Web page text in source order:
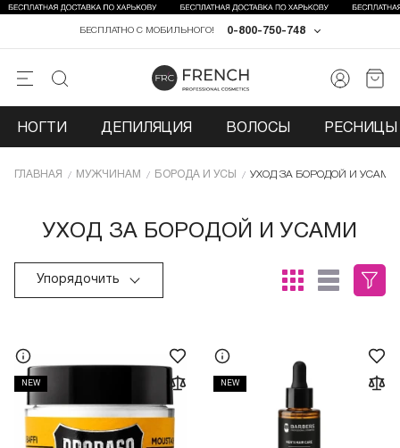
0-800-750-748
БЕСПЛАТНО С МОБИЛЬНОГО!
НОГТИ ДЕПИЛЯЦИЯ ВОЛОСЫ РЕСНИЦЫ
ГЛАВНАЯ МУЖЧИНАМ БОРОДА И УСЫ УХОД ЗА БОРОДОЙ И УСАМИ
УХОД ЗА БОРОДОЙ И УСАМИ
Упорядочить
NEW NEW